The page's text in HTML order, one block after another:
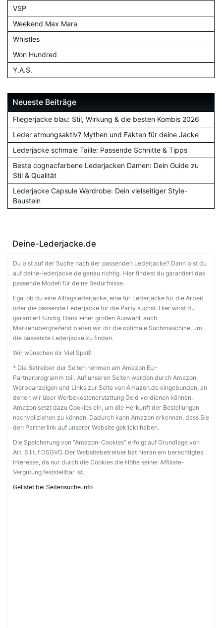
VSP
Weekend Max Mara
Whistles
Won Hundred
Y.A.S.
Neueste Beiträge
Fliegerjacke blau: Stil, Wirkung & die besten Kombis 2026
Leder atmungsaktiv? Mythen und Fakten für deine Jacke
Lederjacke schmale Taille: Passende Schnitte & Tipps
Beste cognacfarbene Lederjacken Damen: Dein Guide zu
Stil & Qualität
Lederjacke Capsule Wardrobe: Dein vielseitiger Style-
Baustein
Deine-Lederjacke.de
Du bist auf der Suche nach der passenden Lederjacke? Dann bist du
auf deine-lederjacke.de genau richtig. Hier findest du garantiert das
passende Modell für deine Bedürfnisse.
Egal ob du eine Alltagslederjacke, eine für Lederjacke für die Arbeit
oder die passende Lederjacke für die Party suchst. Hier wirst du
garantiert fündig. Dank einer großen Auswahl, auch
Markenübergreifend bieten wir dir die optimale Suchmaschine, um
die passende Lederjacke zu finden.
Wir wünschen dir Viel Spaß!
* Die Betreiber der Seiten nehmen am Amazon EU-
Partnerprogramm teil. Auf unseren Seiten werden durch Amazon
Werbeanzeigen und Links zur Seite von Amazon.de eingebunden, an
denen wir über Werbekostenerstattung Geld verdienen können.
Amazon setzt dazu Cookies ein, um die Herkunft der Bestellungen
nachvollziehen zu können. Dadurch kann Amazon erkennen, dass Sie
den Partnerlink auf unserer Website geklickt haben.
Die Speicherung von “Amazon-Cookies” erfolgt auf Grundlage von
Art. 6 lit. f DSGVO. Der Websitebetreiber hat hieran ein berechtigtes
Interesse, da nur durch die Cookies die Höhe seiner Affiliate-
Vergütung feststellbar ist.
Gelistet bei Seitensuche.info